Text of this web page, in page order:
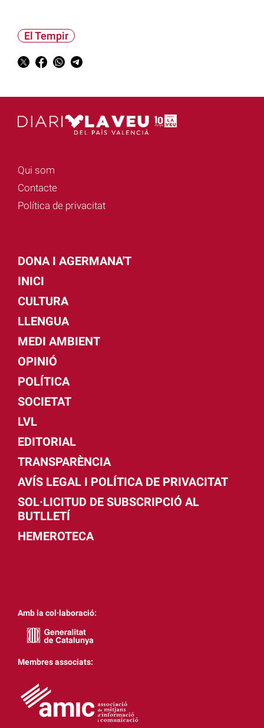
El Tempir
Qui som
Contacte
Política de privacitat
DONA I AGERMANA'T
INICI
CULTURA
LLENGUA
MEDI AMBIENT
OPINIÓ
POLÍTICA
SOCIETAT
LVL
EDITORIAL
TRANSPARÈNCIA
AVÍS LEGAL I POLÍTICA DE PRIVACITAT
SOL·LICITUD DE SUBSCRIPCIÓ AL
BUTLLETÍ
HEMEROTECA
Amb la col·laboració:
Membres associats: